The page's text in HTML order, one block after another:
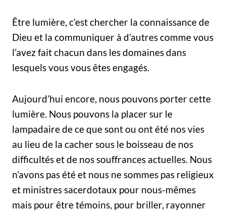
Être lumière, c’est chercher la connaissance de
Dieu et la communiquer à d’autres comme vous
l’avez fait chacun dans les domaines dans
lesquels vous vous êtes engagés.
Aujourd’hui encore, nous pouvons porter cette
lumière. Nous pouvons la placer sur le
lampadaire de ce que sont ou ont été nos vies
au lieu de la cacher sous le boisseau de nos
difficultés et de nos souffrances actuelles. Nous
n’avons pas été et nous ne sommes pas religieux
et ministres sacerdotaux pour nous-mêmes
mais pour être témoins, pour briller, rayonner